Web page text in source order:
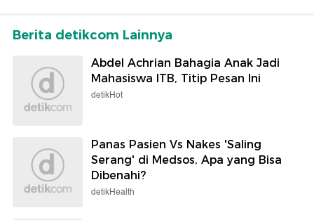
Berita detikcom Lainnya
Abdel Achrian Bahagia Anak Jadi
Mahasiswa ITB, Titip Pesan Ini
detikHot
Panas Pasien Vs Nakes 'Saling
Serang' di Medsos, Apa yang Bisa
Dibenahi?
detikHealth